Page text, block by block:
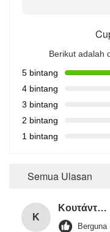
Berikut adalah
5 bintang
4 bintang
3 bintang
2 bintang
1 bintang
Semua Ulasan
Κ
Κουτάντος Γρηγόριος
Berguna